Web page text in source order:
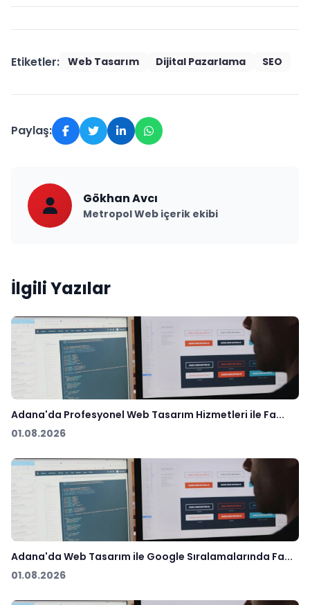
Etiketler: Web Tasarım Dijital Pazarlama SEO
Paylaş:
Gökhan Avcı
Metropol Web içerik ekibi
İlgili Yazılar
Adana'da Profesyonel Web Tasarım Hizmetleri ile Fa...
01.08.2026
Adana'da Web Tasarım ile Google Sıralamalarında Fa...
01.08.2026